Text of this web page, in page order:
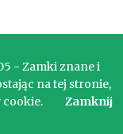
- Zamki znane i
na tej stronie,
cookie.
Zamknij